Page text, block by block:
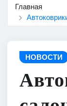
Главная
НОВОСТИ